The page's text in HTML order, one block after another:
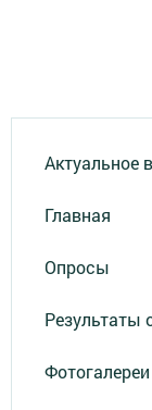
Актуальное
Главная
Опросы
Результаты
Фотогалереи